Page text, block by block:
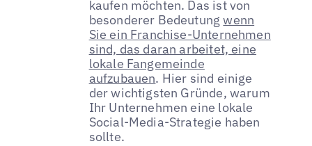
kaufen möchten. Das ist von
besonderer Bedeutungwenn
Sie ein Franchise-Unternehmen
sind, das daran arbeitet, eine
lokale Fangemeinde
aufzubauen. Hier sind einige
der wichtigsten Gründe, warum
Ihr Unternehmen eine lokale
Social-Media-Strategie haben
sollte.